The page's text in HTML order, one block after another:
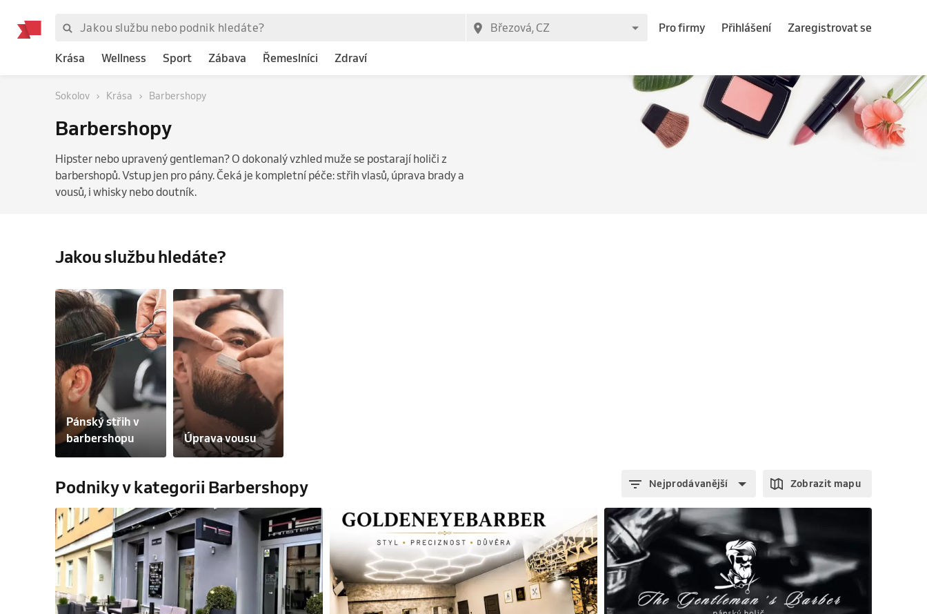
Pro firmy Přihlášení Zaregistrovat se
Krása Wellness Sport Zábava Řemeslníci Zdraví
Sokolov Krása Barbershopy
Barbershopy
Hipster nebo upravený gentleman? O dokonalý vzhled muže se postarají holiči z
barbershopů. Vstup jen pro pány. Čeká je kompletní péče: střih vlasů, úprava brady a
vousů, i whisky nebo doutník.
Jakou službu hledáte?
Pánský střih v
barbershopu
Úprava vousu
Podniky v kategorii Barbershopy Nejprodávanější Zobrazit mapu